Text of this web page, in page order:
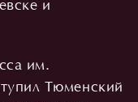
и
им.
Тюменский